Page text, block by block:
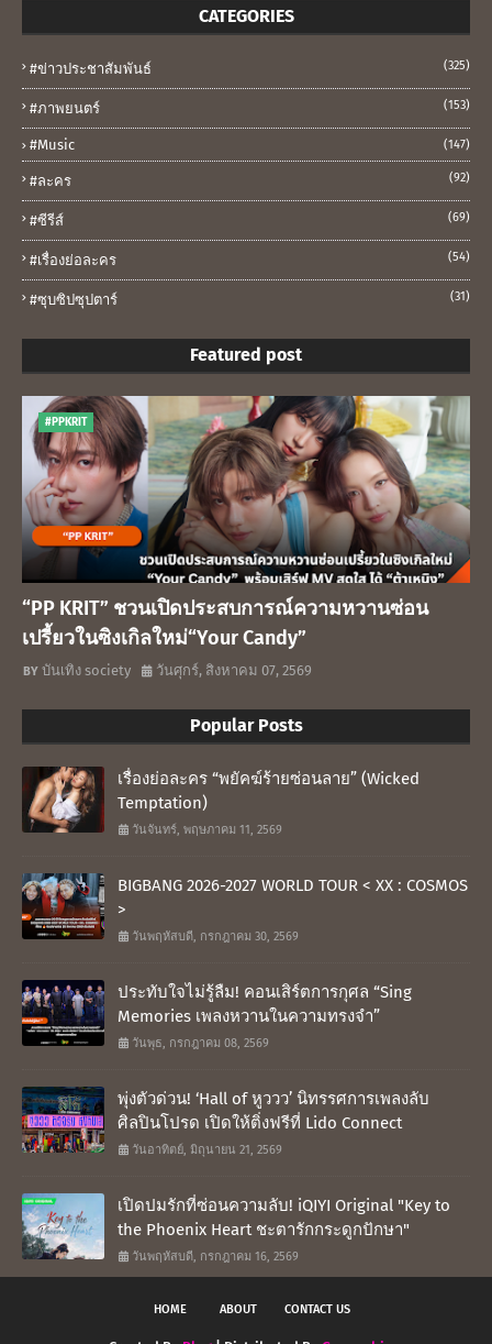
CATEGORIES
#ข่าวประชาสัมพันธ์ (325)
#ภาพยนตร์ (153)
#music (147)
#ละคร (92)
#ซีรีส์ (69)
#เรื่องย่อละคร (54)
#ซุบซิปซุปตาร์ (31)
Featured post
#PPKRIT
“PP KRIT” ชวนเปิดประสบการณ์ความหวานซ่อน
เปรี้ยวในซิงเกิลใหม่“Your Candy”
บันเทิง society วันศุกร์, สิงหาคม 07, 2569
Popular Posts
เรื่องย่อละคร “พยัคฆ์ร้ายซ่อนลาย” (Wicked
Temptation)
วันจันทร์, พฤษภาคม 11, 2569
BIGBANG 2026-2027 WORLD TOUR < XX : COSMOS
>
วันพฤหัสบดี, กรกฎาคม 30, 2569
ประทับใจไม่รู้ลืม! คอนเสิร์ตการกุศล “Sing
Memories เพลงหวานในความทรงจำ”
วันพุธ, กรกฎาคม 08, 2569
พุ่งตัวด่วน! ‘Hall of หูววว’ นิทรรศการเพลงลับ
ศิลปินโปรด เปิดให้ติ่งฟรีที่ Lido Connect
วันอาทิตย์, มิถุนายน 21, 2569
เปิดปมรักที่ซ่อนความลับ! iQIYI Original "Key to
the Phoenix Heart ชะตารักกระดูกปักษา"
วันพฤหัสบดี, กรกฎาคม 16, 2569
HOME ABOUT CONTACT US